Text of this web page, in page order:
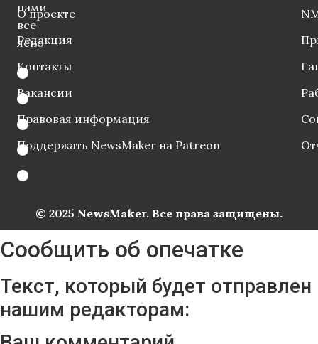
нами
все
ясно
О проекте
Редакция
Контакты
Вакансии
Правовая информация
Поддержать NewsMaker на Patreon
© 2025 NewsMaker. Все права защищены.
Сообщить об опечатке
Текст, который будет отправлен
нашим редакторам: